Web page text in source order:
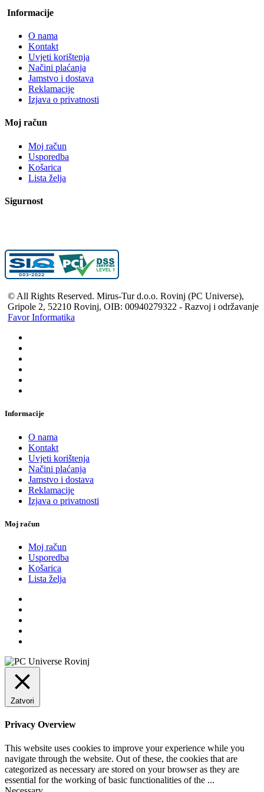
Informacije
O nama
Kontakt
Uvjeti korištenja
Načini plaćanja
Jamstvo i dostava
Reklamacije
Izjava o privatnosti
Moj račun
Moj račun
Usporedba
Košarica
Lista želja
Sigurnost
© All Rights Reserved. Mirus-Tur d.o.o. Rovinj (PC Universe),
Gripole 2, 52210 Rovinj, OIB: 00940279322 - Razvoj i održavanje
Favor Informatika
Informacije
O nama
Kontakt
Uvjeti korištenja
Načini plaćanja
Jamstvo i dostava
Reklamacije
Izjava o privatnosti
Moj račun
Moj račun
Usporedba
Košarica
Lista želja
Zatvori
Privacy Overview
This website uses cookies to improve your experience while you
navigate through the website. Out of these, the cookies that are
categorized as necessary are stored on your browser as they are
essential for the working of basic functionalities of the ...